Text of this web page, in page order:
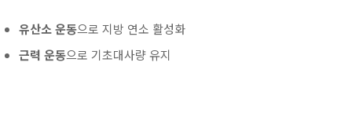
유산소 운동으로 지방 연소 활성화
근력 운동으로 기초대사량 유지